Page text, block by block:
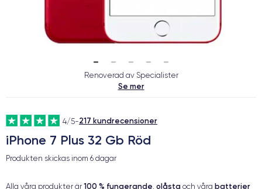
Renoverad av Specialister
Se mer
4/5-217 kundrecensioner
iPhone 7 Plus 32 Gb Röd
Produkten skickas inom 6 dagar
Alla våra produkter är 100 % fungerande, olåsta och våra batterier